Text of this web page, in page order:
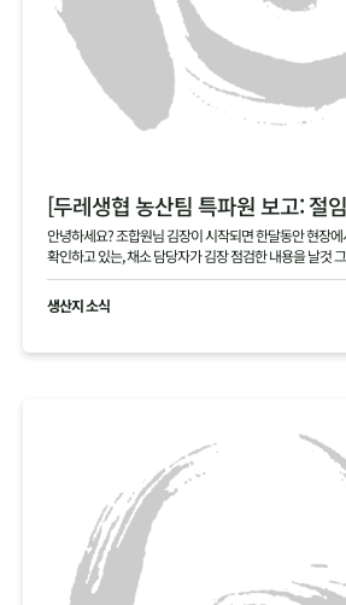
안녕하세요? 조합원님 김장이 시작되면 한달동안 현장
확인하고 있는, 채소 담당자가 김장 점검한 내용을 날것
니다 .
생산지 소식